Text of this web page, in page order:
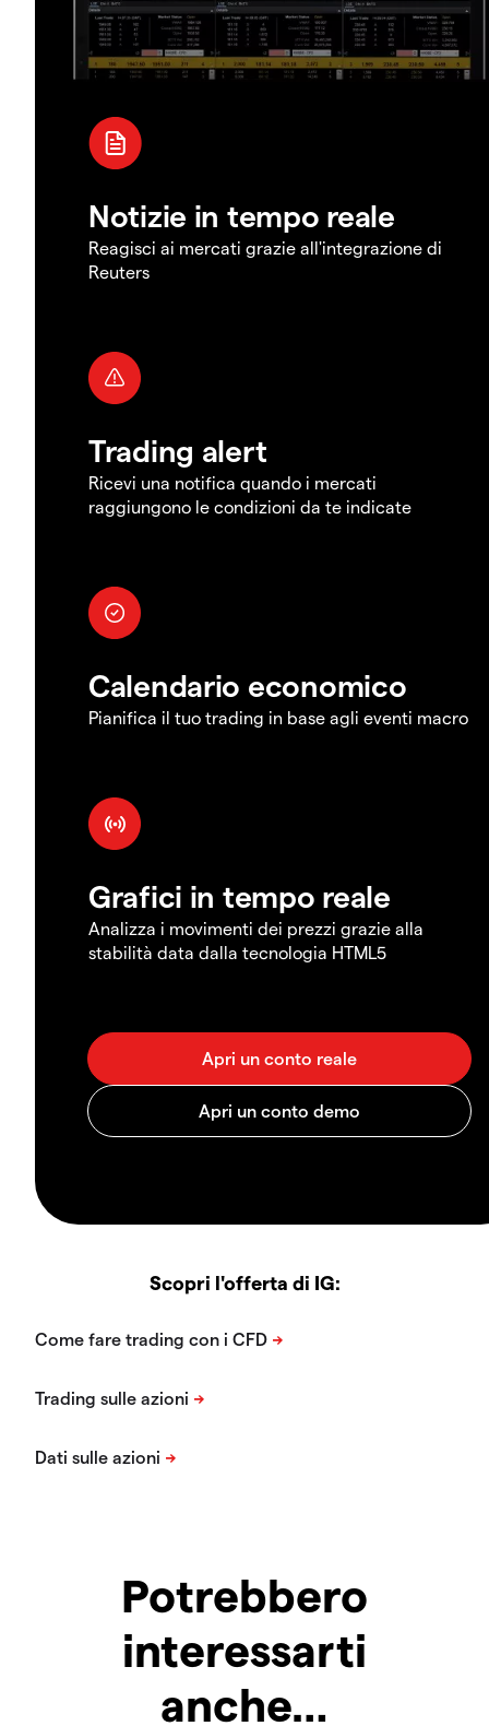
Notizie in tempo reale
Reagisci ai mercati grazie all'integrazione di
Reuters
Trading alert
Ricevi una notifica quando i mercati
raggiungono le condizioni da te indicate
Calendario economico
Pianifica il tuo trading in base agli eventi macro
Grafici in tempo reale
Analizza i movimenti dei prezzi grazie alla
stabilità data dalla tecnologia HTML5
Scopri l'offerta di IG:
Potrebbero
interessarti
anche…